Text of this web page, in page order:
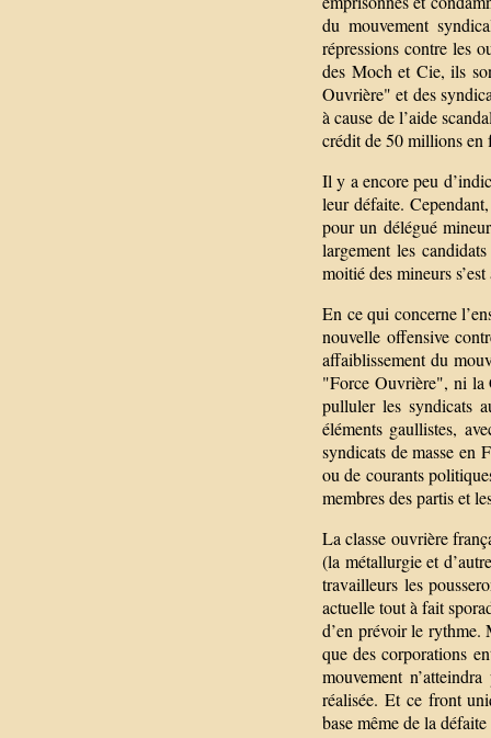
du mouvement
répressions contre les
des Moch et Cie, ils
Ouvrière" et des
à cause de l’aide
crédit de 50 millions en
Il y a encore peu
leur défaite.
pour un délégué
largement les
moitié des mineurs
En ce qui concerne
nouvelle offensive
affaiblissement du
"Force Ouvrière", ni la
pulluler les syndicats
éléments gaullistes,
syndicats de masse en
ou de courants
membres des partis et
La classe ouvrière
(la métallurgie et
travailleurs les
actuelle tout à fait
d’en prévoir le rythme.
que des corporations
mouvement
réalisée. Et ce front
base même de la